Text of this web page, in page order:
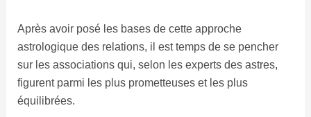
Après avoir posé les bases de cette approche
astrologique des relations, il est temps de se pencher
sur les associations qui, selon les experts des astres,
figurent parmi les plus prometteuses et les plus
équilibrées.